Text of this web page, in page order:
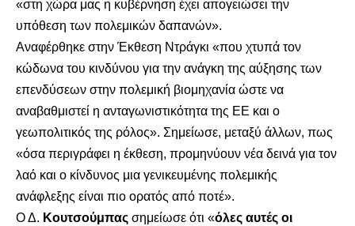
«στη χώρα μας η κυβέρνηση έχει απογειώσει την
υπόθεση των πολεμικών δαπανών».
Αναφέρθηκε στην Έκθεση Ντράγκι «που χτυπά τον
κώδωνα του κινδύνου για την ανάγκη της αύξησης των
επενδύσεων στην πολεμική βιομηχανία ώστε να
αναβαθμιστεί η ανταγωνιστικότητα της ΕΕ και ο
γεωπολιτικός της ρόλος». Σημείωσε, μεταξύ άλλων, πως
«όσα περιγράφει η έκθεση, προμηνύουν νέα δεινά για τον
λαό και ο κίνδυνος μια γενικευμένης πολεμικής
ανάφλεξης είναι πιο ορατός από ποτέ».
Ο Δ. Κουτσούμπας σημείωσε ότι «όλες αυτές οι